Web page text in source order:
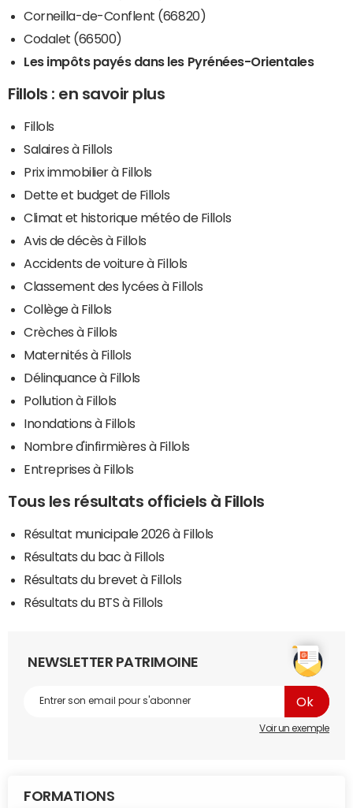
Corneilla-de-Conflent (66820)
Codalet (66500)
Les impôts payés dans les Pyrénées-Orientales
Fillols : en savoir plus
Fillols
Salaires à Fillols
Prix immobilier à Fillols
Dette et budget de Fillols
Climat et historique météo de Fillols
Avis de décès à Fillols
Accidents de voiture à Fillols
Classement des lycées à Fillols
Collège à Fillols
Crèches à Fillols
Maternités à Fillols
Délinquance à Fillols
Pollution à Fillols
Inondations à Fillols
Nombre d'infirmières à Fillols
Entreprises à Fillols
Tous les résultats officiels à Fillols
Résultat municipale 2026 à Fillols
Résultats du bac à Fillols
Résultats du brevet à Fillols
Résultats du BTS à Fillols
NEWSLETTER PATRIMOINE
Voir un exemple
FORMATIONS